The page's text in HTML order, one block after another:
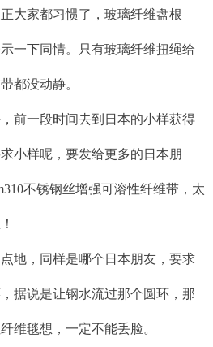
大家都习惯了，玻璃纤维盘根
一下同情。只有玻璃纤维扭绳给
都没动静。
前一段时间去到日本的小样获得
小样呢，要发给更多的日本朋
不锈钢丝增强可溶性纤维带，太
地，同样是哪个日本朋友，要求
据说是让钢水流过那个圆环，那
维毯想，一定不能丢脸。